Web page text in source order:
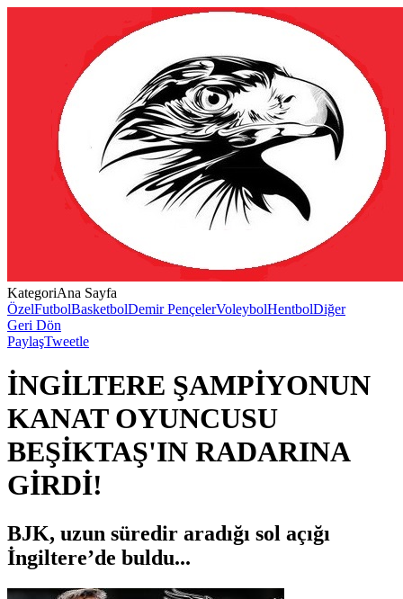
KategoriAna Sayfa
ÖzelFutbolBasketbolDemir PençelerVoleybolHentbolDiğer
Geri Dön
PaylaşTweetle
İNGİLTERE ŞAMPİYONUN
KANAT OYUNCUSU
BEŞİKTAŞ'IN RADARINA
GİRDİ!
BJK, uzun süredir aradığı sol açığı
İngiltere’de buldu...